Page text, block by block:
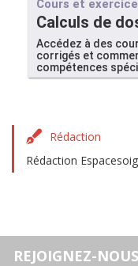
Cours et
Calculs de
Accédez à des
corrigés et
compétences
Rédaction
Rédaction
REJOIGNEZ-NOUS